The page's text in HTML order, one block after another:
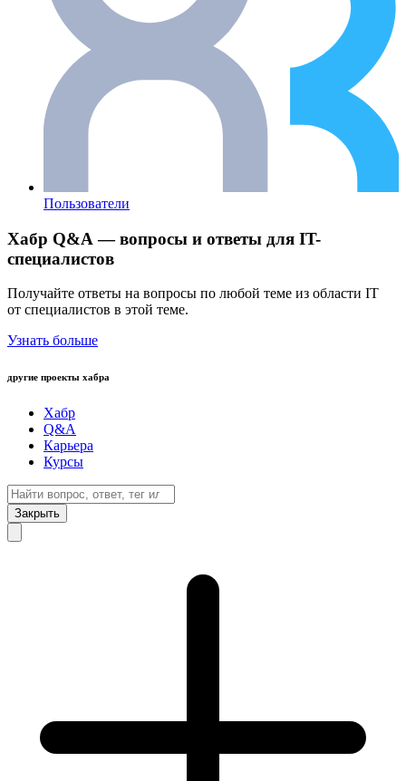
Пользователи
Хабр Q&A — вопросы и ответы для IT-
специалистов
Получайте ответы на вопросы по любой теме из области IT
от специалистов в этой теме.
Узнать больше
другие проекты хабра
Хабр
Q&A
Карьера
Курсы
Закрыть